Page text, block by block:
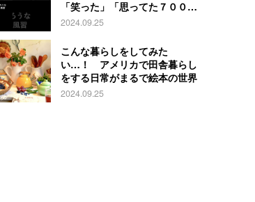
「笑った」「思ってた７００倍
特殊」
2024.09.25
こんな暮らしをしてみた
い…！ アメリカで田舎暮らし
をする日常がまるで絵本の世界
2024.09.25